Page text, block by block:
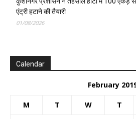
एंट्री हटाने की तैयारी
01/08/2026
Calendar
February
M T W T